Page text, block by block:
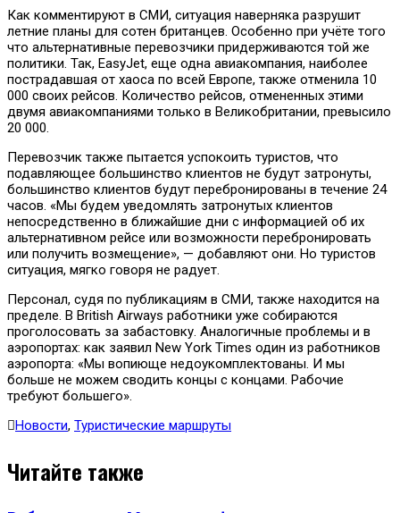
Как комментируют в СМИ, ситуация наверняка разрушит
летние планы для сотен британцев. Особенно при учёте того
что альтернативные перевозчики придерживаются той же
политики. Так, EasyJet, еще одна авиакомпания, наиболее
пострадавшая от хаоса по всей Европе, также отменила 10
000 своих рейсов. Количество рейсов, отмененных этими
двумя авиакомпаниями только в Великобритании, превысило
20 000.
Перевозчик также пытается успокоить туристов, что
подавляющее большинство клиентов не будут затронуты,
большинство клиентов будут перебронированы в течение 24
часов. «Мы будем уведомлять затронутых клиентов
непосредственно в ближайшие дни с информацией об их
альтернативном рейсе или возможности перебронировать
или получить возмещение», — добавляют они. Но туристов
ситуация, мягко говоря не радует.
Персонал, судя по публикациям в СМИ, также находится на
пределе. В British Airways работники уже собираются
проголосовать за забастовку. Аналогичные проблемы и в
аэропортах: как заявил New York Times один из работников
аэропорта: «Мы вопиюще недоукомплектованы. И мы
больше не можем сводить концы с концами. Рабочие
требуют большего».
Новости, Туристические маршруты
Читайте также